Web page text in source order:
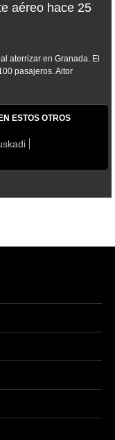
aéreo hace 25
aterrizar en Granada. El
pasajeros. Aitor
ESTOS OTROS